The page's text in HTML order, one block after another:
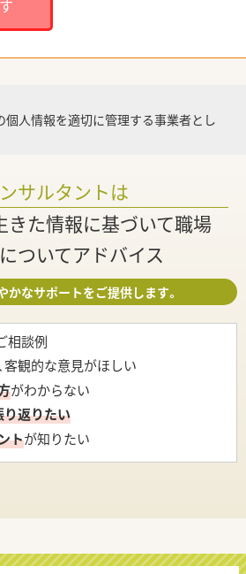
個人情報を適切に管理する事業者とし
サルタントは
きた情報に基づいて職場
ついてアドバイス
かなサポートをご提供します。
相談例
客観的な意見がほしい
がわからない
り返りたい
トが知りたい